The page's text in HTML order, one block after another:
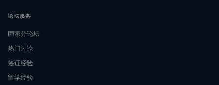
论坛服务
国家分论坛
热门讨论
签证经验
留学经验